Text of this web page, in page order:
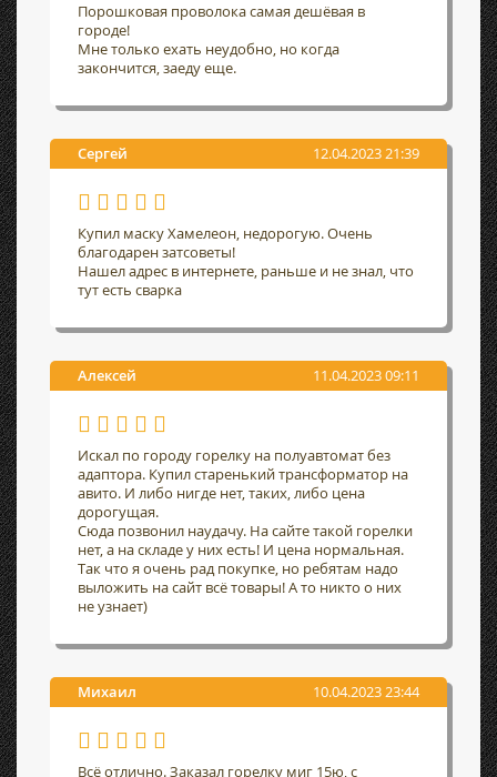
Порошковая проволока самая дешёвая в
городе!
Мне только ехать неудобно, но когда
закончится, заеду еще.
Сергей 12.04.2023 21:39
Купил маску Хамелеон, недорогую. Очень
благодарен затсоветы!
Нашел адрес в интернете, раньше и не знал, что
тут есть сварка
Алексей 11.04.2023 09:11
Искал по городу горелку на полуавтомат без
адаптора. Купил старенький трансформатор на
авито. И либо нигде нет, таких, либо цена
дорогущая.
Сюда позвонил наудачу. На сайте такой горелки
нет, а на складе у них есть! И цена нормальная.
Так что я очень рад покупке, но ребятам надо
выложить на сайт всё товары! А то никто о них
не узнает)
Михаил 10.04.2023 23:44
Всё отлично. Заказал горелку миг 15ю, с